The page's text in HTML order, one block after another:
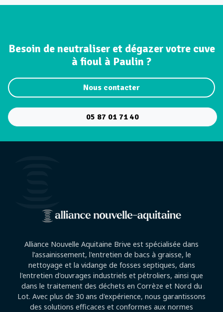
Besoin de neutraliser et dégazer votre cuve
à fioul à Paulin ?
Nous contacter
05 87 01 71 40
Alliance Nouvelle Aquitaine Brive est spécialisée dans
l’assainissement, l'entretien de bacs à graisse, le
nettoyage et la vidange de fosses septiques, dans
l'entretien d'ouvrages industriels et pétroliers, ainsi que
dans le traitement des déchets en Corrèze et Nord du
Lot. Avec plus de 30 ans d'expérience, nous garantissons
des solutions efficaces et conformes aux normes